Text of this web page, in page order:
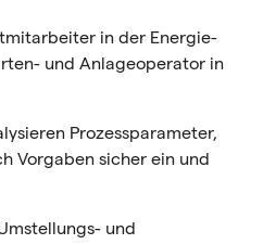
in der Energie-
und Anlageoperator in
Prozessparameter,
Vorgaben sicher ein und
und